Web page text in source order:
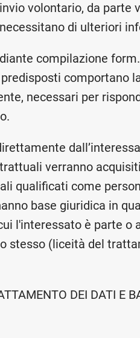
volontario, da
di ulteriori
compilazione
comportano
necessari per
verranno
qualificati come
base giuridica in
l'interessato è parte
stesso (liceità del
DEI DATI E